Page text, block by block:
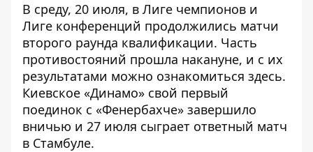
В среду, 20 июля, в Лиге чемпионов и
Лиге конференций продолжились матчи
второго раунда квалификации. Часть
противостояний прошла накануне, и с их
результатами можно ознакомиться здесь.
Киевское «Динамо» свой первый
поединок с «Фенербахче» завершило
вничью и 27 июля сыграет ответный матч
в Стамбуле.